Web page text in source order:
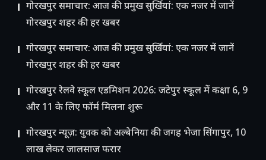
गोरखपुर समाचार: आज की प्रमुख सुर्खियां: एक नजर में जानें
गोरखपुर शहर की हर खबर
गोरखपुर समाचार: आज की प्रमुख सुर्खियां: एक नजर में जानें
गोरखपुर शहर की हर खबर
गोरखपुर रेलवे स्कूल एडमिशन 2026: जटेपुर स्कूल में कक्षा 6, 9
और 11 के लिए फॉर्म मिलना शुरू
गोरखपुर न्यूज़: युवक को अल्बेनिया की जगह भेजा सिंगापुर, 10
लाख लेकर जालसाज फरार